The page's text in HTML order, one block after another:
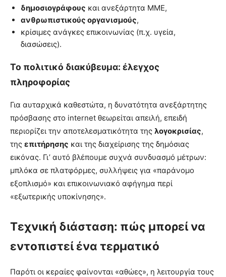
δημοσιογράφους και ανεξάρτητα ΜΜΕ,
ανθρωπιστικούς οργανισμούς,
κρίσιμες ανάγκες επικοινωνίας (π.χ. υγεία,
διασώσεις).
Το πολιτικό διακύβευμα: έλεγχος
πληροφορίας
Για αυταρχικά καθεστώτα, η δυνατότητα ανεξάρτητης
πρόσβασης στο internet θεωρείται απειλή, επειδή
περιορίζει την αποτελεσματικότητα της λογοκρισίας,
της επιτήρησης και της διαχείρισης της δημόσιας
εικόνας. Γι’ αυτό βλέπουμε συχνά συνδυασμό μέτρων:
μπλόκα σε πλατφόρμες, συλλήψεις για «παράνομο
εξοπλισμό» και επικοινωνιακό αφήγημα περί
«εξωτερικής υποκίνησης».
Τεχνική διάσταση: πώς μπορεί να
εντοπιστεί ένα τερματικό
Παρότι οι κεραίες φαίνονται «αθώες», η λειτουργία τους